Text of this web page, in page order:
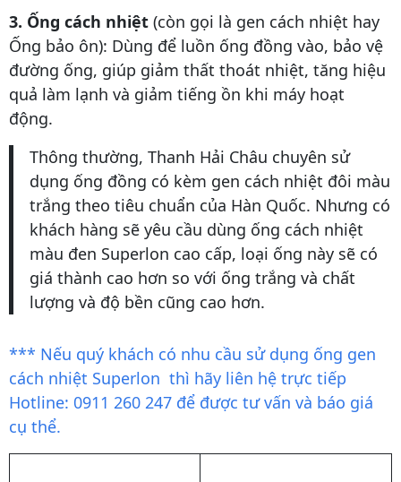
3. Ống cách nhiệt (còn gọi là gen cách nhiệt hay
Ống bảo ôn): Dùng để luồn ống đồng vào, bảo vệ
đường ống, giúp giảm thất thoát nhiệt, tăng hiệu
quả làm lạnh và giảm tiếng ồn khi máy hoạt
động.
Thông thường, Thanh Hải Châu chuyên sử
dụng ống đồng có kèm gen cách nhiệt đôi màu
trắng theo tiêu chuẩn của Hàn Quốc. Nhưng có
khách hàng sẽ yêu cầu dùng ống cách nhiệt
màu đen Superlon cao cấp, loại ống này sẽ có
giá thành cao hơn so với ống trắng và chất
lượng và độ bền cũng cao hơn.
*** Nếu quý khách có nhu cầu sử dụng ống gen
cách nhiệt Superlon thì hãy liên hệ trực tiếp
Hotline: 0911 260 247 để được tư vấn và báo giá
cụ thể.